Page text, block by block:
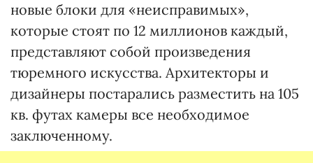
новые блоки для «неисправимых»,
которые стоят по 12 миллионов каждый,
представляют собой произведения
тюремного искусства. Архитекторы и
дизайнеры постарались разместить на 105
кв. футах камеры все необходимое
заключенному.